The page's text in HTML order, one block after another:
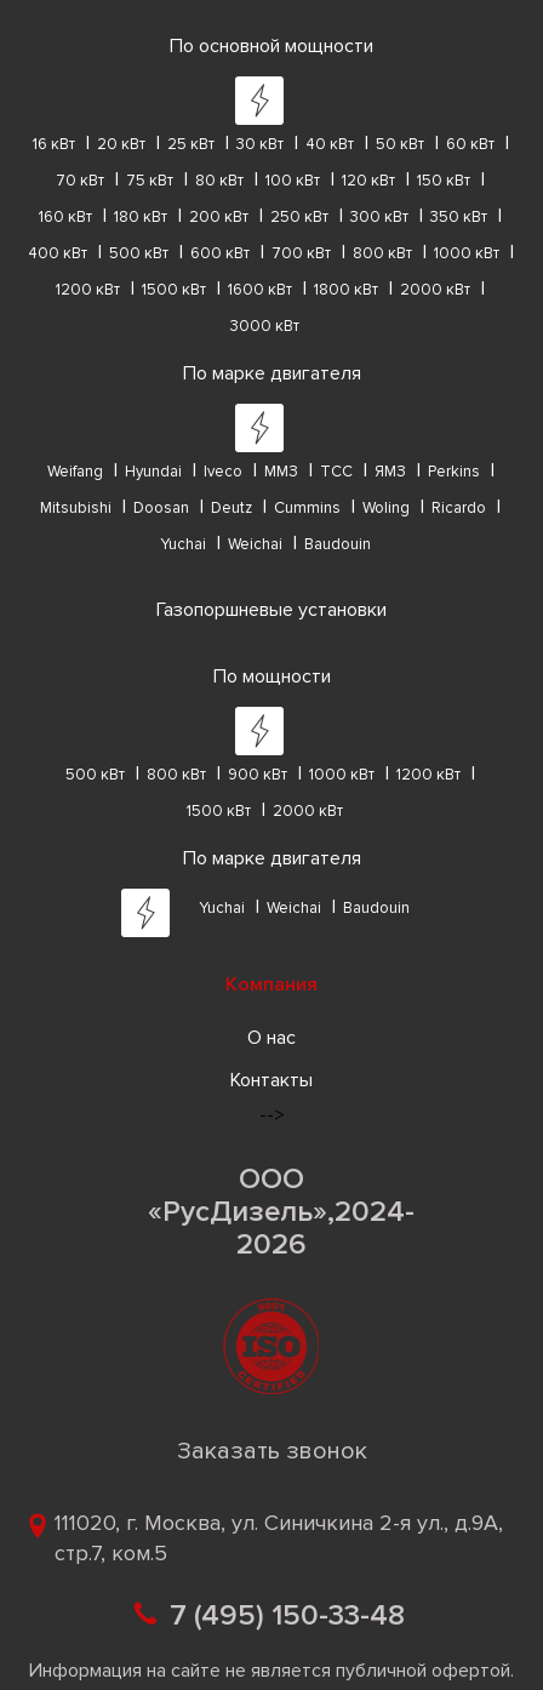
По основной мощности
16 кВт 20 кВт 25 кВт 30 кВт 40 кВт 50 кВт
60 кВт
70 кВт
75 кВт 80 кВт 100 кВт 120 кВт
150 кВт
160 кВт
180 кВт 200 кВт 250 кВт 300 кВт
350 кВт
400 кВт
500 кВт 600 кВт 700 кВт 800 кВт
1000 кВт
1200 кВт
1500 кВт 1600 кВт 1800 кВт
2000 кВт
3000 кВт
По марке двигателя
Weifang Hyundai Iveco ММЗ ТСС ЯМЗ
Perkins
Mitsubishi
Doosan Deutz Cummins Woling
Ricardo
Yuchai
Weichai Baudouin
Газопоршневые установки
По мощности
500 кВт 800 кВт 900 кВт 1000 кВт
1200 кВт
1500 кВт
2000 кВт
По марке двигателя
Yuchai Weichai Baudouin
Компания
О нас
Контакты
-->
ООО
«РусДизель»,2024-
2026
Заказать звонок
111020, г. Москва, ул. Синичкина 2-я ул., д.9А,
стр.7, ком.5
7 (495) 150-33-48
Информация на сайте не является публичной офертой.